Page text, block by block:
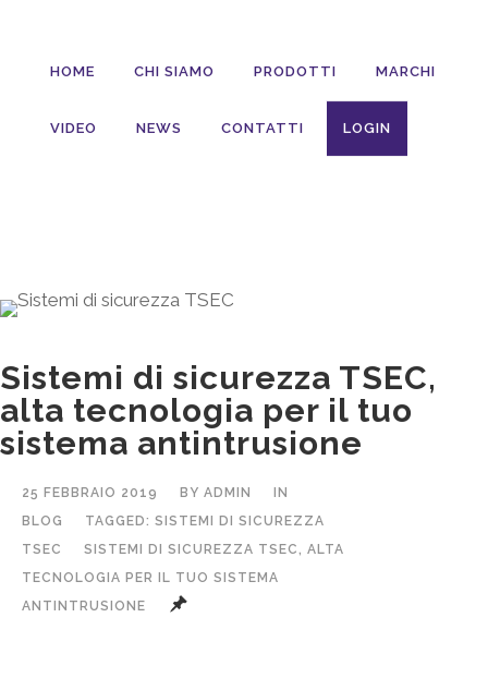
HOME CHI SIAMO PRODOTTI MARCHI
VIDEO NEWS CONTATTI LOGIN
Sistemi di sicurezza TSEC,
alta tecnologia per il tuo
sistema antintrusione
25 FEBBRAIO 2019 BY ADMIN
IN
BLOG
TAGGED: SISTEMI DI SICUREZZA
TSEC
SISTEMI DI SICUREZZA TSEC, ALTA
TECNOLOGIA PER IL TUO SISTEMA
ANTINTRUSIONE